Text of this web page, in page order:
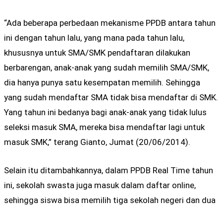
“Ada beberapa perbedaan mekanisme PPDB antara tahun
ini dengan tahun lalu, yang mana pada tahun lalu,
khususnya untuk SMA/SMK pendaftaran dilakukan
berbarengan, anak-anak yang sudah memilih SMA/SMK,
dia hanya punya satu kesempatan memilih. Sehingga
yang sudah mendaftar SMA tidak bisa mendaftar di SMK.
Yang tahun ini bedanya bagi anak-anak yang tidak lulus
seleksi masuk SMA, mereka bisa mendaftar lagi untuk
masuk SMK,” terang Gianto, Jumat (20/06/2014).
Selain itu ditambahkannya, dalam PPDB Real Time tahun
ini, sekolah swasta juga masuk dalam daftar online,
sehingga siswa bisa memilih tiga sekolah negeri dan dua